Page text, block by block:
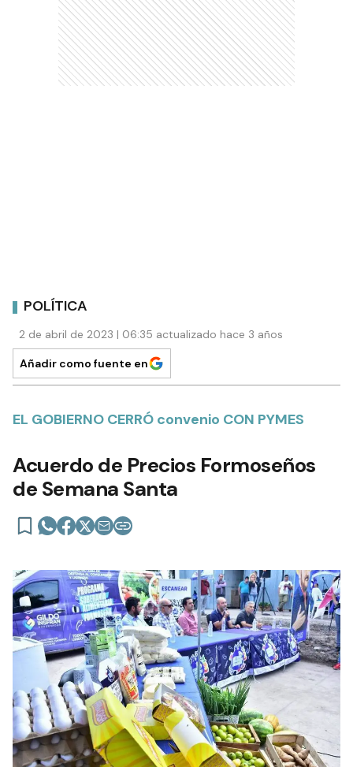
POLÍTICA
2 de abril de 2023 | 06:35 actualizado hace 3 años
Añadir como fuente en
EL GOBIERNO CERRÓ convenio CON PYMES
Acuerdo de Precios Formoseños
de Semana Santa